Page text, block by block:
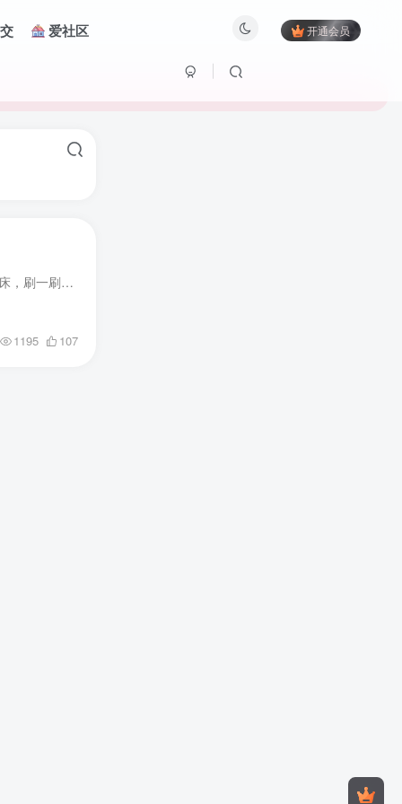
爱社区 开通会员
直播吧 v6.8.5 去广告是知名体育信息平台，体育爱好者在这里看直播、刷新闻、聊主队、查数据。早上起床，刷一刷直播吧，昨晚欧洲足坛战况如何； 中午休息，刷一刷直播吧，看一看NBA哪个队又赢了...
1195 107